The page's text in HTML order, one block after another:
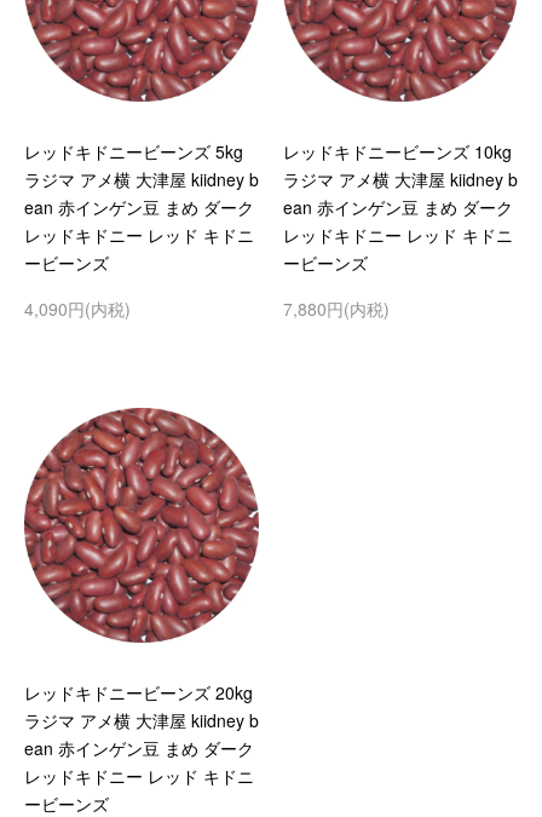
レッドキドニービーンズ 5kg
ラジマ アメ横 大津屋 kiidney b
ean 赤インゲン豆 まめ ダーク
レッドキドニー レッド キドニ
ービーンズ
4,090円(内税)
レッドキドニービーンズ 10kg
ラジマ アメ横 大津屋 kiidney b
ean 赤インゲン豆 まめ ダーク
レッドキドニー レッド キドニ
ービーンズ
7,880円(内税)
レッドキドニービーンズ 20kg
ラジマ アメ横 大津屋 kiidney b
ean 赤インゲン豆 まめ ダーク
レッドキドニー レッド キドニ
ービーンズ